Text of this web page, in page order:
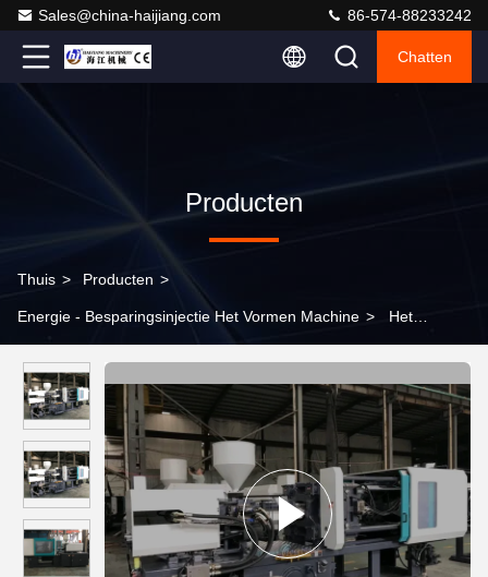
Sales@china-haijiang.com 86-574-88233242
Chatten
Producten
Thuis > Producten >
Energie - Besparingsinjectie Het Vormen Machine > Het
snelheidshuisdier het Vormen Norm van Machinece